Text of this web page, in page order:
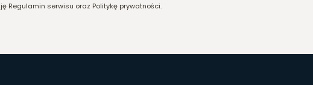
Regulamin serwisu oraz Politykę prywatności.